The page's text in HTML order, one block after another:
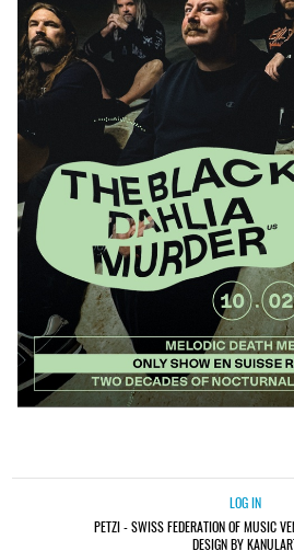
LOG IN
PETZI - SWISS FEDERATION OF MUSIC
DESIGN BY